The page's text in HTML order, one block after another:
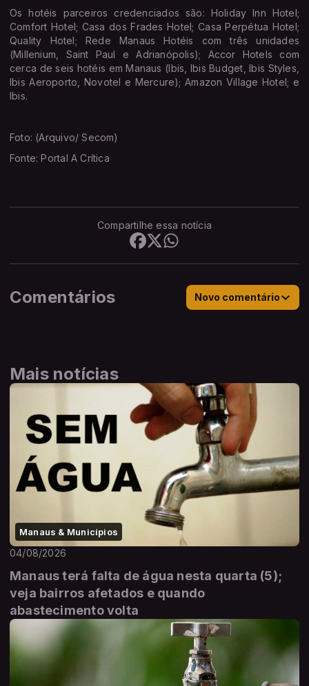
Os hotéis parceiros credenciados são: Holiday Inn Hotel;
Comfort Hotel; Casa dos Frades Hotel; Casa Perpétua Hotel;
Quality Hotel; Rede Manaus Hotéis com três unidades
(Millenium, Saint Paul e Adrianópolis); Accor Hotels com
cerca de seis hotéis em Manaus (Ibis, Ibis Budget, Ibis Styles,
Ibis Aeroporto, Novotel e Mercure); Amazon Village Hotel; e
Ibis.
Foto: (Arquivo/ Secom)
Fonte: Portal A Crítica
Compartilhe essa notícia
Comentários Novo comentário
Mais notícias
Manaus & Municípios
04/08/2026
Manaus terá falta de água nesta quarta (5);
veja bairros afetados e quando
abastecimento volta